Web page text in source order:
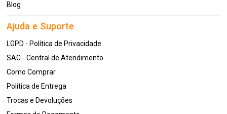
Blog
Ajuda e Suporte
LGPD - Política de Privacidade
SAC - Central de Atendimento
Como Comprar
Política de Entrega
Trocas e Devoluções